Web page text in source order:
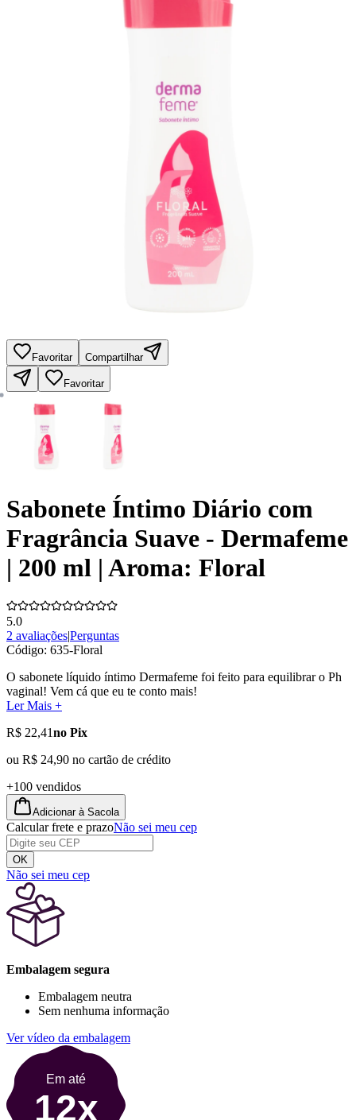
Favoritar Compartilhar
Favoritar
Sabonete Íntimo Diário com
Fragrância Suave - Dermafeme
| 200 ml | Aroma: Floral
5.0
2 avaliações|Perguntas
Código: 635-Floral
O sabonete líquido íntimo Dermafeme foi feito para equilibrar o Ph
vaginal! Vem cá que eu te conto mais!
Ler Mais +
R$ 22,41no Pix
ou R$ 24,90 no cartão de crédito
+100 vendidos
Adicionar à Sacola
Calcular frete e prazoNão sei meu cep
OK
Não sei meu cep
Embalagem segura
Embalagem neutra
Sem nenhuma informação
Ver vídeo da embalagem
Em até
12x